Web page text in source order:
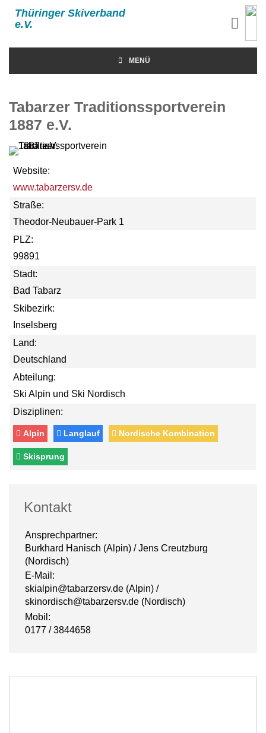
Thüringer Skiverband
e.V.
MENÜ
Tabarzer Traditionssportverein
1887 e.V.
Website:
www.tabarzersv.de
Straße:
Theodor-Neubauer-Park 1
PLZ:
99891
Stadt:
Bad Tabarz
Skibezirk:
Inselsberg
Land:
Deutschland
Abteilung:
Ski Alpin und Ski Nordisch
Disziplinen:
Alpin Langlauf Nordische Kombination
Skisprung
Kontakt
Ansprechpartner:
Burkhard Hanisch (Alpin) / Jens Creutzburg
(Nordisch)
E-Mail:
skialpin@tabarzersv.de (Alpin) /
skinordisch@tabarzersv.de (Nordisch)
Mobil:
0177 / 3844658